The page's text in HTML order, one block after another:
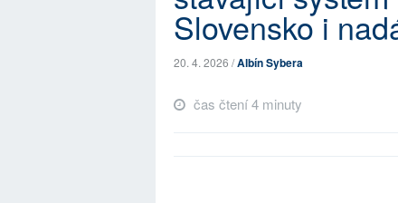
Slovensko i
20. 4. 2026 /Albín Sybera
čas čtení 4 minuty